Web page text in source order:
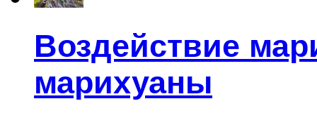
Воздействие
марихуаны